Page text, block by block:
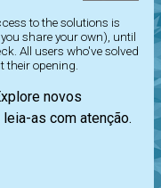
to the solutions is
share your own), until
All users who've solved
their opening.
novos
as com atenção.